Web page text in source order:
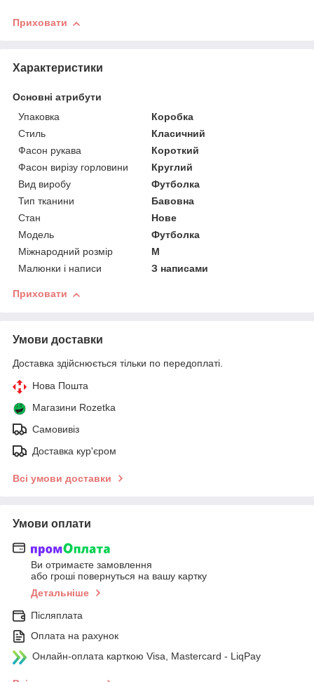
Приховати
Характеристики
Основні атрибути
Упаковка
Коробка
Стиль
Класичний
Фасон рукава
Короткий
Фасон вирізу горловини
Круглий
Вид виробу
Футболка
Тип тканини
Бавовна
Стан
Нове
Модель
Футболка
Міжнародний розмір
M
Малюнки і написи
З написами
Приховати
Умови доставки
Доставка здійснюється тільки по передоплаті.
Нова Пошта
Магазини Rozetka
Самовивіз
Доставка кур'єром
Всі умови доставки
Умови оплати
Ви отримаєте замовлення
або гроші повернуться на вашу картку
Детальніше
Післяплата
Оплата на рахунок
Онлайн-оплата карткою Visa, Mastercard - LiqPay